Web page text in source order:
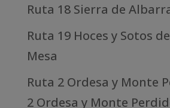
Ruta 18 Sierra de
Ruta 19 Hoces y Sotos
Mesa
Ruta 2 Ordesa y Monte
2 Ordesa y Monte